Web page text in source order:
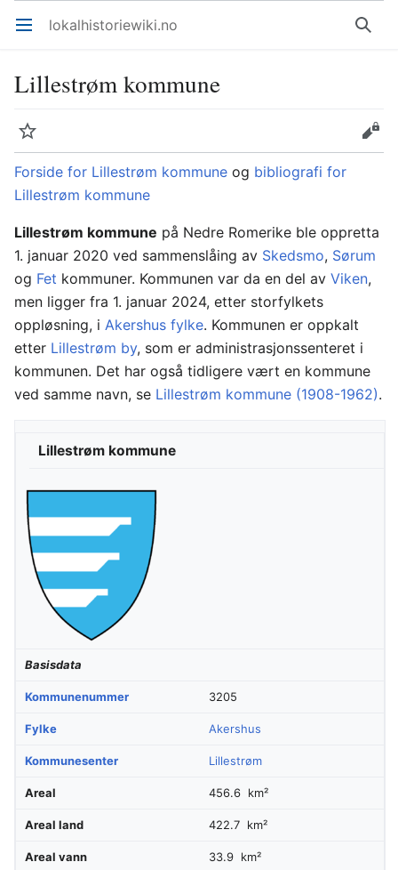
Åpne hovedmenyen lokalhistoriewiki.no Søk
Lillestrøm kommune
Overvåk
Rediger
Forside for Lillestrøm kommune og bibliografi for
Lillestrøm kommune
Lillestrøm kommune på Nedre Romerike ble oppretta
1. januar 2020 ved sammenslåing av Skedsmo, Sørum
og Fet kommuner. Kommunen var da en del av Viken,
men ligger fra 1. januar 2024, etter storfylkets
oppløsning, i Akershus fylke. Kommunen er oppkalt
etter Lillestrøm by, som er administrasjonssenteret i
kommunen. Det har også tidligere vært en kommune
ved samme navn, se Lillestrøm kommune (1908-1962).
Lillestrøm kommune
Basisdata
Kommunenummer 3205
Fylke Akershus
Kommunesenter Lillestrøm
Areal 456.6 km²
Areal land 422.7 km²
Areal vann 33.9 km²